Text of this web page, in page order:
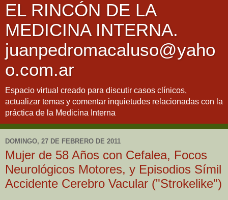
EL RINCÓN DE LA
MEDICINA INTERNA.
juanpedromacaluso@yaho
o.com.ar
Espacio virtual creado para discutir casos clínicos,
actualizar temas y comentar inquietudes relacionadas con la
práctica de la Medicina Interna
DOMINGO, 27 DE FEBRERO DE 2011
Mujer de 58 Años con Cefalea, Focos
Neurológicos Motores, y Episodios Símil
Accidente Cerebro Vacular ("Strokelike")